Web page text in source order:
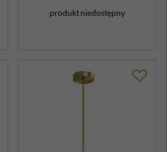
produkt niedostępny